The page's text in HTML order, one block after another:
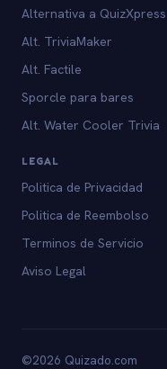
Alternativa a QuizXpress
Alt. TriviaMaker
Alt. Factile
Sporcle para bares
Alt. Water Cooler Trivia
LEGAL
Politica de Privacidad
Politica de Reembolso
Terminos de Servicio
Aviso Legal
©2026 Quizado.com